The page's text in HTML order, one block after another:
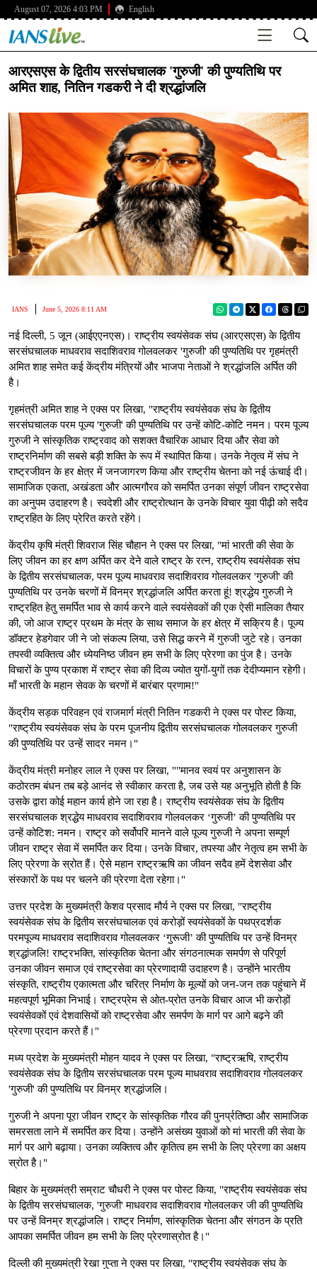
August 07, 2026 4:03 PM English
आरएसएस के द्वितीय सरसंघचालक 'गुरुजी' की पुण्यतिथि पर
अमित शाह, नितिन गडकरी ने दी श्रद्धांजलि
IANS June 5, 2026 8:11 AM
नई दिल्ली, 5 जून (आईएएनएस)। राष्ट्रीय स्वयंसेवक संघ (आरएसएस) के द्वितीय
सरसंघचालक माधवराव सदाशिवराव गोलवलकर 'गुरुजी' की पुण्यतिथि पर गृहमंत्री
अमित शाह समेत कई केंद्रीय मंत्रियों और भाजपा नेताओं ने श्रद्धांजलि अर्पित की
है।
गृहमंत्री अमित शाह ने एक्स पर लिखा, "राष्ट्रीय स्वयंसेवक संघ के द्वितीय
सरसंघचालक परम पूज्य 'गुरुजी' की पुण्यतिथि पर उन्हें कोटि-कोटि नमन। परम पूज्य
गुरुजी ने सांस्कृतिक राष्ट्रवाद को सशक्त वैचारिक आधार दिया और सेवा को
राष्ट्रनिर्माण की सबसे बड़ी शक्ति के रूप में स्थापित किया। उनके नेतृत्व में संघ ने
राष्ट्रजीवन के हर क्षेत्र में जनजागरण किया और राष्ट्रीय चेतना को नई ऊंचाई दी।
सामाजिक एकता, अखंडता और आत्मगौरव को समर्पित उनका संपूर्ण जीवन राष्ट्रसेवा
का अनुपम उदाहरण है। स्वदेशी और राष्ट्रोत्थान के उनके विचार युवा पीढ़ी को सदैव
राष्ट्रहित के लिए प्रेरित करते रहेंगे।
केंद्रीय कृषि मंत्री शिवराज सिंह चौहान ने एक्स पर लिखा, "मां भारती की सेवा के
लिए जीवन का हर क्षण अर्पित कर देने वाले राष्ट्र के रत्न, राष्ट्रीय स्वयंसेवक संघ
के द्वितीय सरसंघचालक, परम पूज्य माधवराव सदाशिवराव गोलवलकर 'गुरुजी' की
पुण्यतिथि पर उनके चरणों में विनम्र श्रद्धांजलि अर्पित करता हूं! श्रद्धेय गुरुजी ने
राष्ट्रहित हेतु समर्पित भाव से कार्य करने वाले स्वयंसेवकों की एक ऐसी मालिका तैयार
की, जो आज राष्ट्र प्रथम के मंत्र के साथ समाज के हर क्षेत्र में सक्रिय है। पूज्य
डॉक्टर हेडगेवार जी ने जो संकल्प लिया, उसे सिद्ध करने में गुरुजी जुटे रहे। उनका
तपस्वी व्यक्तित्व और ध्येयनिष्ठ जीवन हम सभी के लिए प्रेरणा का पुंज है। उनके
विचारों के पुण्य प्रकाश में राष्ट्र सेवा की दिव्य ज्योत युगों-युगों तक देदीप्यमान रहेगी।
माँ भारती के महान सेवक के चरणों में बारंबार प्रणाम!"
केंद्रीय सड़क परिवहन एवं राजमार्ग मंत्री नितिन गडकरी ने एक्स पर पोस्ट किया,
"राष्ट्रीय स्वयंसेवक संघ के परम पूजनीय द्वितीय सरसंघचालक गोलवलकर गुरुजी
की पुण्यतिथि पर उन्हें सादर नमन।"
केंद्रीय मंत्री मनोहर लाल ने एक्स पर लिखा, ""मानव स्वयं पर अनुशासन के
कठोरतम बंधन तब बड़े आनंद से स्वीकार करता है, जब उसे यह अनुभूति होती है कि
उसके द्वारा कोई महान कार्य होने जा रहा है। राष्ट्रीय स्वयंसेवक संघ के द्वितीय
सरसंघचालक श्रद्धेय माधवराव सदाशिवराव गोलवलकर ‘गुरुजी’ की पुण्यतिथि पर
उन्हें कोटिश: नमन। राष्ट्र को सर्वोपरि मानने वाले पूज्य गुरुजी ने अपना सम्पूर्ण
जीवन राष्ट्र सेवा में समर्पित कर दिया। उनके विचार, तपस्या और नेतृत्व हम सभी के
लिए प्रेरणा के स्रोत हैं। ऐसे महान राष्ट्रऋषि का जीवन सदैव हमें देशसेवा और
संस्कारों के पथ पर चलने की प्रेरणा देता रहेगा।"
उत्तर प्रदेश के मुख्यमंत्री केशव प्रसाद मौर्य ने एक्स पर लिखा, "राष्ट्रीय
स्वयंसेवक संघ के द्वितीय सरसंघचालक एवं करोड़ों स्वयंसेवकों के पथप्रदर्शक
परमपूज्य माधवराव सदाशिवराव गोलवलकर ‘गुरूजी’ की पुण्यतिथि पर उन्हें विनम्र
श्रद्धांजलि! राष्ट्रभक्ति, सांस्कृतिक चेतना और संगठनात्मक समर्पण से परिपूर्ण
उनका जीवन समाज एवं राष्ट्रसेवा का प्रेरणादायी उदाहरण है। उन्होंने भारतीय
संस्कृति, राष्ट्रीय एकात्मता और चरित्र निर्माण के मूल्यों को जन-जन तक पहुंचाने में
महत्वपूर्ण भूमिका निभाई। राष्ट्रप्रेम से ओत-प्रोत उनके विचार आज भी करोड़ों
स्वयंसेवकों एवं देशवासियों को राष्ट्रसेवा और समर्पण के मार्ग पर आगे बढ़ने की
प्रेरणा प्रदान करते हैं।"
मध्य प्रदेश के मुख्यमंत्री मोहन यादव ने एक्स पर लिखा, "राष्ट्रऋषि, राष्ट्रीय
स्वयंसेवक संघ के द्वितीय सरसंघचालक परम पूज्य माधवराव सदाशिवराव गोलवलकर
'गुरुजी' की पुण्यतिथि पर विनम्र श्रद्धांजलि।
गुरुजी ने अपना पूरा जीवन राष्ट्र के सांस्कृतिक गौरव की पुनर्प्रतिष्ठा और सामाजिक
समरसता लाने में समर्पित कर दिया। उन्होंने असंख्य युवाओं को मां भारती की सेवा के
मार्ग पर आगे बढ़ाया। उनका व्यक्तित्व और कृतित्व हम सभी के लिए प्रेरणा का अक्षय
स्रोत है।"
बिहार के मुख्यमंत्री सम्राट चौधरी ने एक्स पर पोस्ट किया, "राष्ट्रीय स्वयंसेवक संघ
के द्वितीय सरसंघचालक, 'गुरुजी' माधवराव सदाशिवराव गोलवलकर जी की पुण्यतिथि
पर उन्हें विनम्र श्रद्धांजलि। राष्ट्र निर्माण, सांस्कृतिक चेतना और संगठन के प्रति
आपका समर्पित जीवन हम सभी के लिए प्रेरणास्रोत है।"
दिल्ली की मुख्यमंत्री रेखा गुप्ता ने एक्स पर लिखा, "राष्ट्रीय स्वयंसेवक संघ के